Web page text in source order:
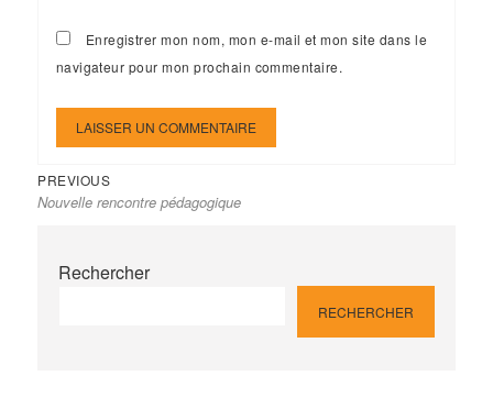
Enregistrer mon nom, mon e-mail et mon site dans le
navigateur pour mon prochain commentaire.
Navigation
de
PREVIOUSPrevious
post:
Nouvelle rencontre pédagogique
Rechercher
RECHERCHER